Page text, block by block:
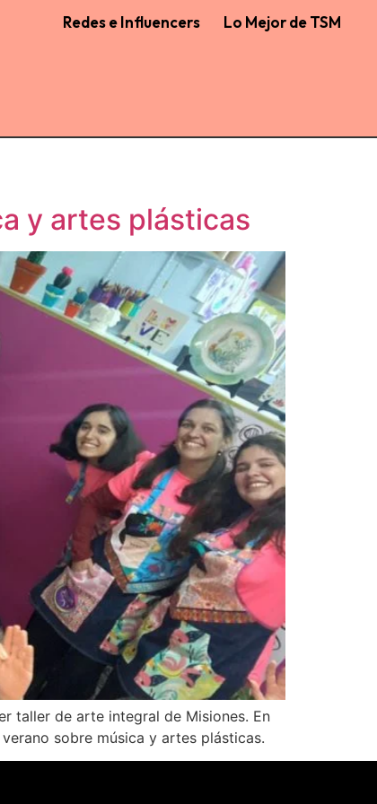
Redes e Influencers Lo Mejor de TSM
y artes plásticas
taller de arte integral de Misiones. En
sobre música y artes plásticas.